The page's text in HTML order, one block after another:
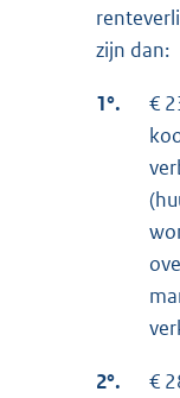
zijn dan:
1°.
€
2°.
€